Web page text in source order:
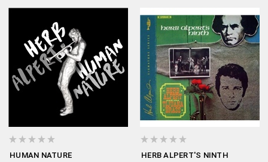
HUMAN NATURE HERB ALPERT'S NINTH